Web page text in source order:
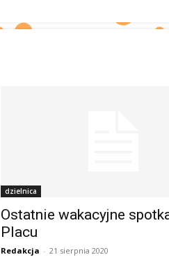
dzielnica
Ostatnie wakacyjne
Placu
Redakcja - 21 sierpnia 2020